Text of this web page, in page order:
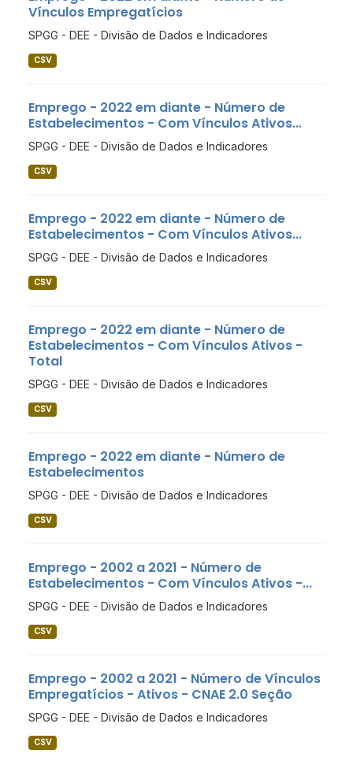
Vínculos Empregatícios
SPGG - DEE - Divisão de Dados e Indicadores
CSV
Emprego - 2022 em diante - Número de
Estabelecimentos - Com Vínculos Ativos...
SPGG - DEE - Divisão de Dados e Indicadores
CSV
Emprego - 2022 em diante - Número de
Estabelecimentos - Com Vínculos Ativos...
SPGG - DEE - Divisão de Dados e Indicadores
CSV
Emprego - 2022 em diante - Número de
Estabelecimentos - Com Vínculos Ativos -
Total
SPGG - DEE - Divisão de Dados e Indicadores
CSV
Emprego - 2022 em diante - Número de
Estabelecimentos
SPGG - DEE - Divisão de Dados e Indicadores
CSV
Emprego - 2002 a 2021 - Número de
Estabelecimentos - Com Vínculos Ativos -...
SPGG - DEE - Divisão de Dados e Indicadores
CSV
Emprego - 2002 a 2021 - Número de Vínculos
Empregatícios - Ativos - CNAE 2.0 Seção
SPGG - DEE - Divisão de Dados e Indicadores
CSV